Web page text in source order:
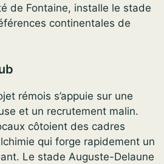
de Fontaine, installe le stade
continentales de
rémois s’appuie sur une
et un recrutement malin.
côtoient des cadres
qui forge rapidement un
Le stade Auguste-Delaune